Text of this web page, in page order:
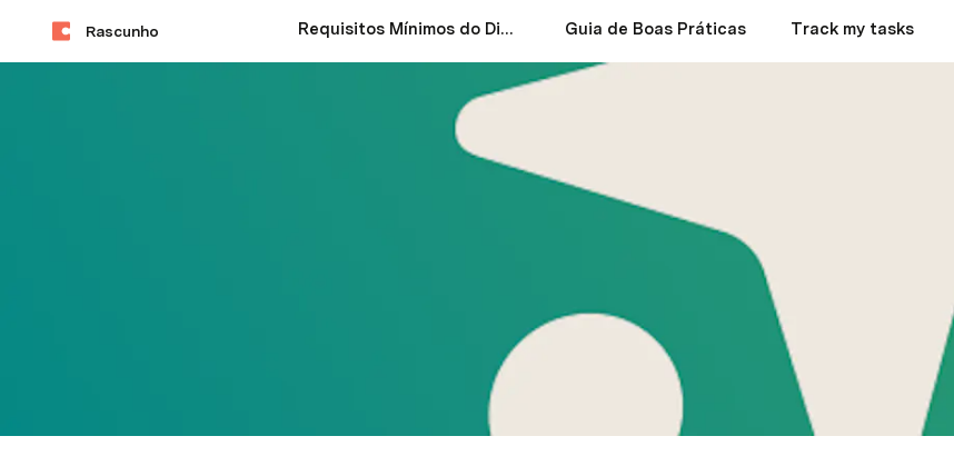
Rascunho Requisitos Mínimos do Dispositivo para Instalação e Funcionamento da Aplicação Guia de Boas Práticas Track my tasks